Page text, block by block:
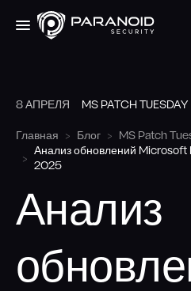
Аудит веб-
Пентест
Red
Pert
8 АПРЕЛЯ MS PATCH TUESDAY
Главная Блог
MS Patch
Анализ обновлений Microsoft
2025
Анализ